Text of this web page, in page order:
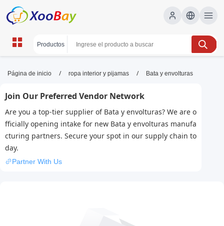
Bata y envolturas | XOOBAY B2B/B2C
bata, envolturas, higiene, protección, seguridad,
wholesale Bata y envolturas, XOOBAY
Bata y envolturas para higiene y protección en entornos
laborales.
Página de inicio / ropa interior y pijamas / Bata y envolturas
Join Our Preferred Vendor Network
Are you a top-tier supplier of Bata y envolturas? We are o
fficially opening intake for new Bata y envolturas manufa
cturing partners. Secure your spot in our supply chain to
day.
Partner With Us